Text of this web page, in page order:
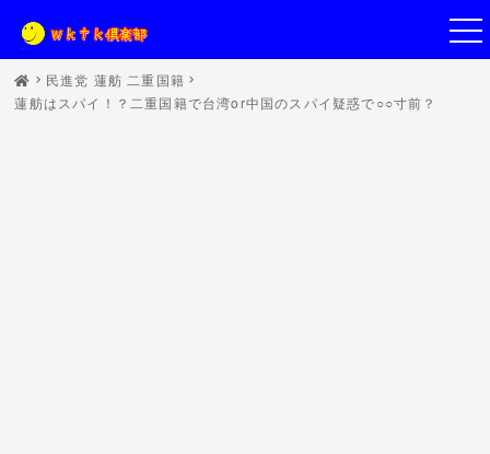
民進党 蓮舫 二重国籍
蓮舫はスパイ！？二重国籍で台湾or中国のスパイ疑惑で○○寸前？